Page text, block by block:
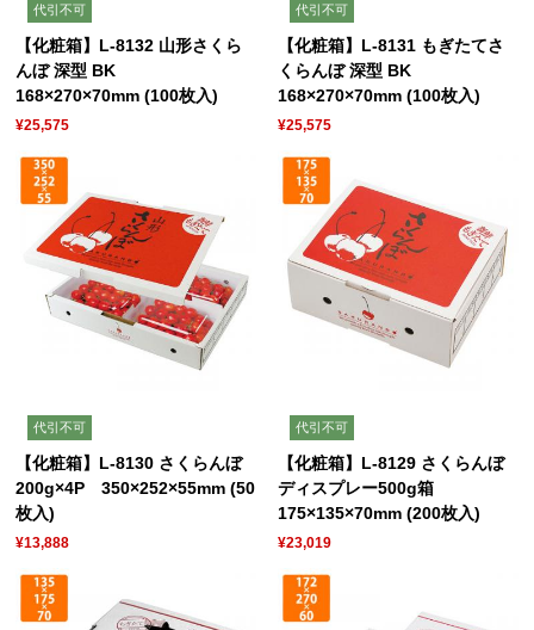
代引不可
【化粧箱】L-8132 山形さくら
んぼ 深型 BK
168×270×70mm (100枚入)
¥25,575
代引不可
【化粧箱】L-8131 もぎたてさ
くらんぼ 深型 BK
168×270×70mm (100枚入)
¥25,575
代引不可
【化粧箱】L-8130 さくらんぼ
200g×4P 350×252×55mm (50
枚入)
¥13,888
代引不可
【化粧箱】L-8129 さくらんぼ
ディスプレー500g箱
175×135×70mm (200枚入)
¥23,019